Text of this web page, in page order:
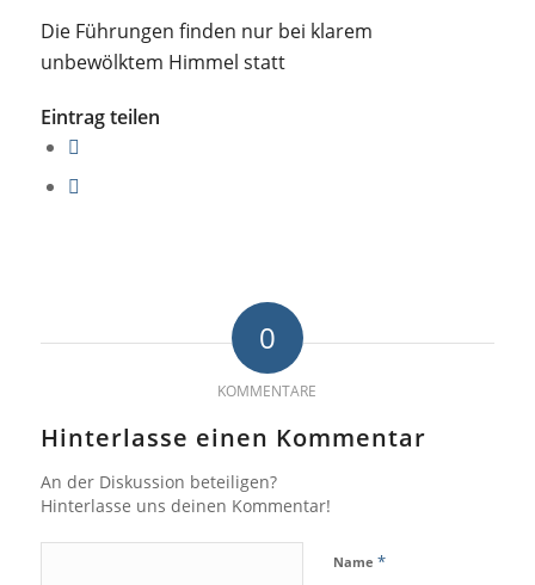
Die Führungen finden nur bei klarem
unbewölktem Himmel statt
Eintrag teilen
0
KOMMENTARE
Hinterlasse einen Kommentar
An der Diskussion beteiligen?
Hinterlasse uns deinen Kommentar!
Name *